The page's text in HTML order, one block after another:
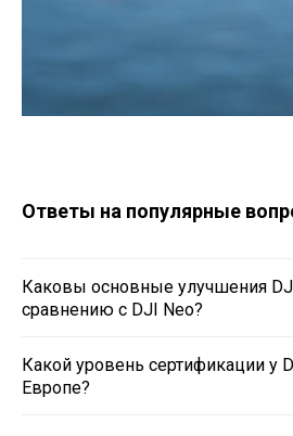
Ответы на популярные
Каковы основные улучшения
сравнению с DJI Neo?
Какой уровень сертификации у
Европе?